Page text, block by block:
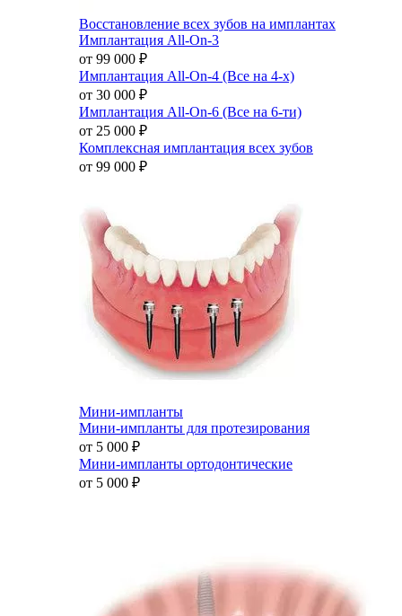
Восстановление всех зубов на имплантах
Имплантация All-On-3
от 99 000 ₽
Имплантация All-On-4 (Все на 4-х)
от 30 000 ₽
Имплантация All-On-6 (Все на 6-ти)
от 25 000 ₽
Комплексная имплантация всех зубов
от 99 000 ₽
Мини-импланты
Мини-импланты для протезирования
от 5 000 ₽
Мини-импланты ортодонтические
от 5 000 ₽